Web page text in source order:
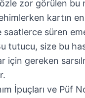
zor görülen bu
kartın
saatlerce süren
tutucu, size bu
için gereken
İpuçları ve Püf